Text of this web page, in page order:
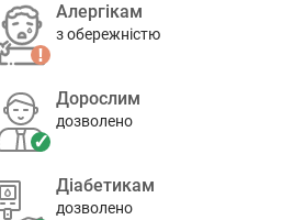
Алергікам
з обережністю
Дорослим
дозволено
Діабетикам
дозволено